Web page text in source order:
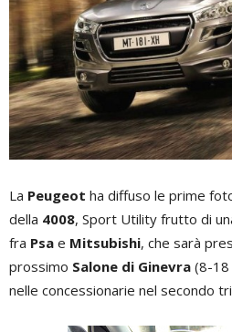
La Peugeot ha diffuso le prime
della 4008, Sport Utility frutto di
fra Psa e Mitsubishi, che sarà
prossimo Salone di Ginevra (8-18
nelle concessionarie nel secondo